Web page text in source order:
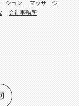
ション
マッサージ
会計事務所